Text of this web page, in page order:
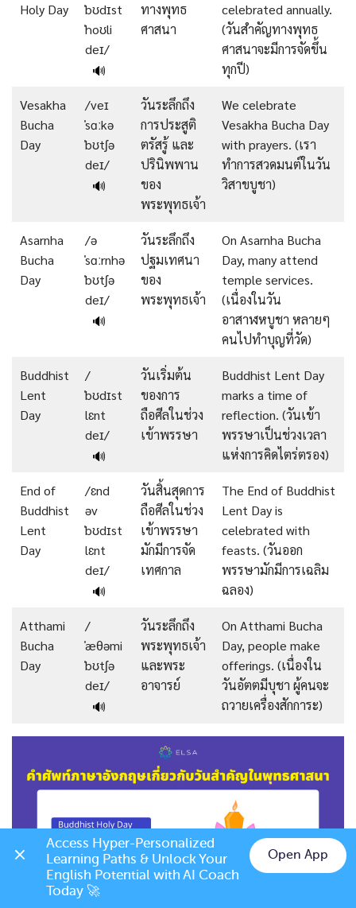
Holy Day
ˈbʊdɪst
ˈhoʊli
deɪ/
🔊
ทางพุทธ
ศาสนา
celebrated annually.
(วันสำคัญทางพุทธ
ศาสนาจะมีการจัดขึ้น
ทุกปี)
Vesakha
Bucha
Day
/veɪ
ˈsɑːkə
ˈbʊtʃə
deɪ/
🔊
วันระลึกถึง
การประสูติ
ตรัสรู้ และ
ปรินิพพาน
ของ
พระพุทธเจ้า
We celebrate
Vesakha Bucha Day
with prayers. (เรา
ทำการสวดมนต์ในวัน
วิสาขบูชา)
Asarnha
Bucha
Day
/ə
ˈsɑːrnhə
ˈbʊtʃə
deɪ/
🔊
วันระลึกถึง
ปฐมเทศนา
ของ
พระพุทธเจ้า
On Asarnha Bucha
Day, many attend
temple services.
(เนื่องในวัน
อาสาฬหบูชา หลายๆ
คนไปทำบุญที่วัด)
Buddhist
Lent
Day
/
ˈbʊdɪst
lɛnt
deɪ/
🔊
วันเริ่มต้น
ของการ
ถือศีลในช่วง
เข้าพรรษา
Buddhist Lent Day
marks a time of
reflection. (วันเข้า
พรรษาเป็นช่วงเวลา
แห่งการคิดไตร่ตรอง)
End of
Buddhist
Lent
Day
/ɛnd
əv
ˈbʊdɪst
lɛnt
deɪ/
🔊
วันสิ้นสุดการ
ถือศีลในช่วง
เข้าพรรษา
มักมีการจัด
เทศกาล
The End of Buddhist
Lent Day is
celebrated with
feasts. (วันออก
พรรษามักมีการเฉลิม
ฉลอง)
Atthami
Bucha
Day
/
ˈæθəmi
ˈbʊtʃə
deɪ/
🔊
วันระลึกถึง
พระพุทธเจ้า
และพระ
อาจารย์
On Atthami Bucha
Day, people make
offerings. (เนื่องใน
วันอัตตมีบุชา ผู้คนจะ
ถวายเครื่องสักการะ)
Chat on LINE
Access Hyper-Personalized
Learning Paths & Unlock Your
English Potential with AI Coach
Today 🚀
Open App